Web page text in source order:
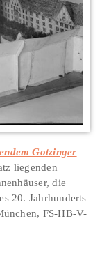
Gotzinger
liegenden
die
20. Jahrhunderts
FS-HB-V-